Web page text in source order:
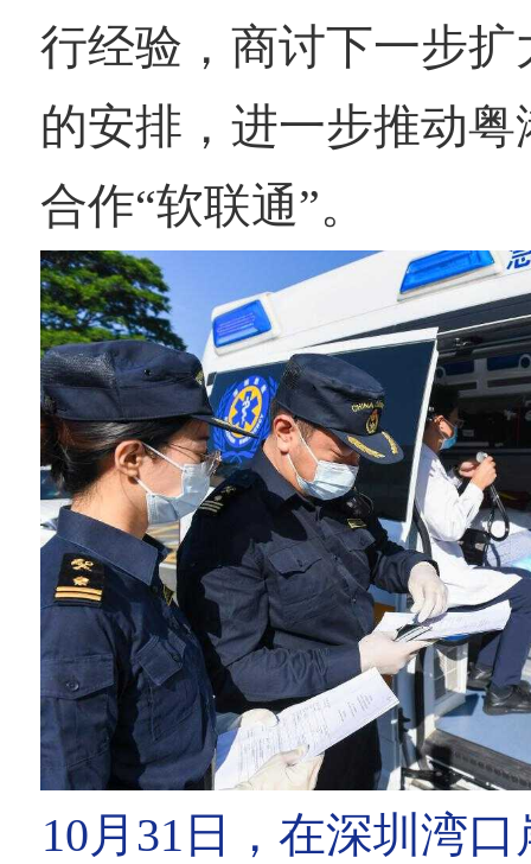
行经验，商讨下一步
的安排，进一步推动
合作“软联通”。
10月31日，在深圳湾